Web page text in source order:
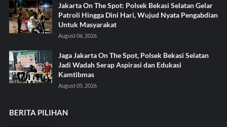
Jakarta On The Spot: Polsek Bekasi Selatan Gelar
Patroli Hingga Dini Hari, Wujud Nyata Pengabdian
Untuk Masyarakat
August 06, 2026
Jaga Jakarta On The Spot, Polsek Bekasi Selatan
Jadi Wadah Serap Aspirasi dan Edukasi
Kamtibmas
August 05, 2026
BERITA PILIHAN